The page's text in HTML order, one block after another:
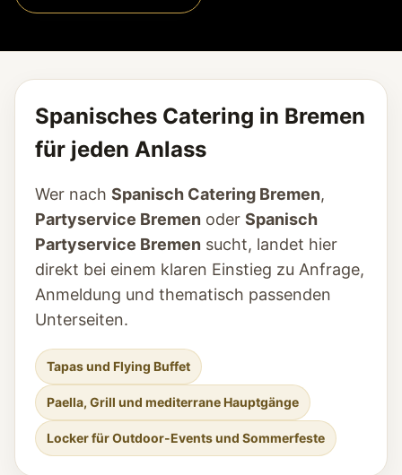
Spanisches Catering in Bremen
für jeden Anlass
Wer nach Spanisch Catering Bremen,
Partyservice Bremen oder Spanisch
Partyservice Bremen sucht, landet hier
direkt bei einem klaren Einstieg zu Anfrage,
Anmeldung und thematisch passenden
Unterseiten.
Tapas und Flying Buffet
Paella, Grill und mediterrane Hauptgänge
Locker für Outdoor-Events und Sommerfeste